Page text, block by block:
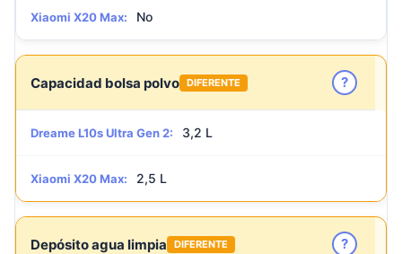
Xiaomi X20 Max: No
Capacidad bolsa polvo DIFERENTE ?
Dreame L10s Ultra Gen 2: 3,2 L
Xiaomi X20 Max: 2,5 L
Depósito agua limpia DIFERENTE ?